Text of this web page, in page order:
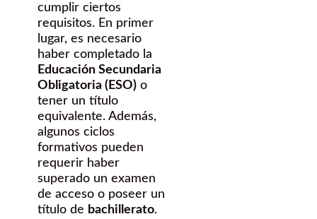
cumplir ciertos
requisitos. En primer
lugar, es necesario
haber completado la
Educación Secundaria
Obligatoria (ESO) o
tener un título
equivalente. Además,
algunos ciclos
formativos pueden
requerir haber
superado un examen
de acceso o poseer un
título de bachillerato.